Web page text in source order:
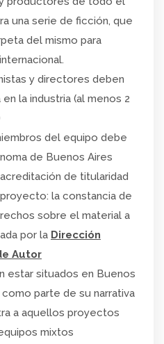
una serie de ficción, que
del mismo para
y directores deben
la industria (al menos 2
del equipo debe
de Buenos Aires
de titularidad
la constancia de
sobre el material a
por la Dirección
Autor
estar situados en Buenos
parte de su narrativa
a aquellos proyectos
mixtos